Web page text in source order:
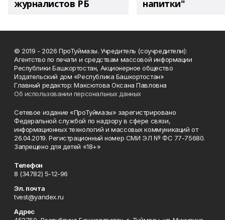
журналистов РБ напитки"
© 2019 - 2026 ПроТуймазы. Учредитель (соучредители):
Агентство по печати и средствам массовой информации
Республики Башкортостан, Акционерное общество
Издательский дом «Республика Башкортостан»
Главный редактор: Максютова Оксана Павловна
Об использовании персональных данных
Сетевое издание «ПроТуймазы» зарегистрировано
Федеральной службой по надзору в сфере связи,
информационных технологий и массовых коммуникаций от
26.04.2019. Регистрационный номер СМИ ЭЛ № ФС 77-75680.
Запрещено для детей «18+»
Телефон
8 (34782) 5-12-96
Эл. почта
tvest@yandex.ru
Адрес